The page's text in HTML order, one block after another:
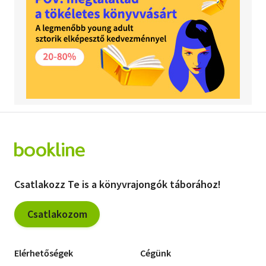
Csatlakozz Te is a könyvrajongók táborához!
Csatlakozom
Elérhetőségek Cégünk